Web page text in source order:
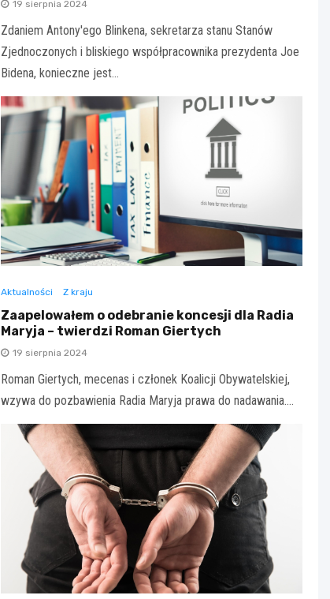
19 sierpnia 2024
Zdaniem Antony'ego Blinkena, sekretarza stanu Stanów
Zjednoczonych i bliskiego współpracownika prezydenta Joe
Bidena, konieczne jest…
Aktualności Z kraju
Zaapelowałem o odebranie koncesji dla Radia
Maryja – twierdzi Roman Giertych
19 sierpnia 2024
Roman Giertych, mecenas i członek Koalicji Obywatelskiej,
wzywa do pozbawienia Radia Maryja prawa do nadawania.…